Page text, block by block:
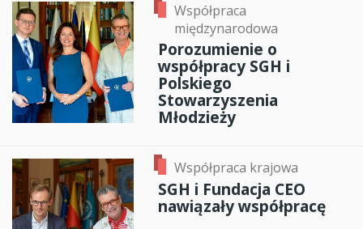
Współpraca
międzynarodowa
Porozumienie o
współpracy SGH i
Polskiego
Stowarzyszenia
Młodzieży
Współpraca krajowa
SGH i Fundacja CEO
nawiązały współpracę